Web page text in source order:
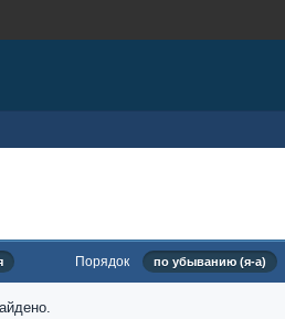
Порядок по убыванию (я-а)